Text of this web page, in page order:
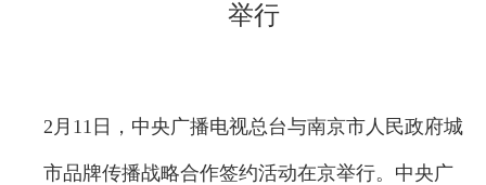
举行
2月11日，中央广播电视总台与南京市人民政府城
市品牌传播战略合作签约活动在京举行。中央广